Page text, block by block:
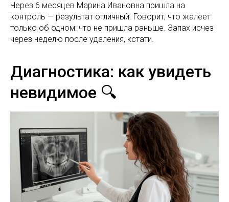
Через 6 месяцев Марина Ивановна пришла на
контроль — результат отличный. Говорит, что жалеет
только об одном: что не пришла раньше. Запах исчез
через неделю после удаления, кстати.
Диагностика: как увидеть
невидимое 🔍